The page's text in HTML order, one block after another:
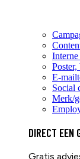
E-
Social
Merk/
DIRECT EEN
Gratis